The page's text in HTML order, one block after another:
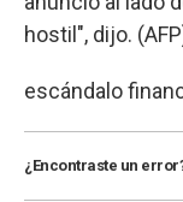
hostil", dijo.
escándalo
¿Encontraste un